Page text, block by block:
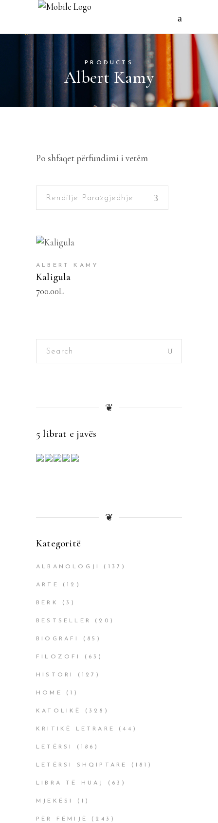
PRODUCTS
Albert Kamy
Po shfaqet përfundimi i vetëm
Renditje Parazgjedhje
SHTOJE NË SHPORTË
ALBERT KAMY
Kaligula
700.00L
Search
❦
5 librat e javës
❦
Kategoritë
ALBANOLOGJI (137)
ARTE (12)
BERK (3)
BESTSELLER (20)
BIOGRAFI (85)
FILOZOFI (63)
HISTORI (127)
HOME (1)
KATOLIKË (328)
KRITIKË LETRARE (44)
LETËRSI (186)
LETËRSI SHQIPTARE (181)
LIBRA TË HUAJ (63)
MJEKËSI (1)
PËR FËMIJË (243)